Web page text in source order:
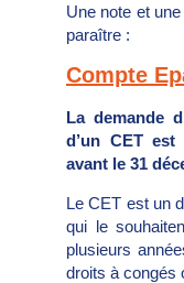
Une note et
paraître :
Compte
La demande
d’un CET
avant le 31
Le CET est un
qui le
plusieurs
droits à congés